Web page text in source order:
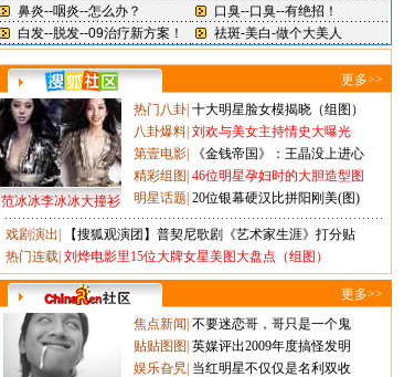
更多>>
范冰冰李冰冰大撞衫
热门八卦 十大明星脸女模揭晓（组图）
八卦爆料 刘欢与美女主持情史大曝光
第壹电影
《金钱帝国》：王晶没上进心
精彩组图 46位明星孕妇时的大胆造型图
明星话题 20位银幕硬汉比拼阳刚美(图)
戏剧演出
【搜狐观演团】普契尼歌剧《艺术家生涯》打分贴
热门连载 刘烨电影里15位大牌女星美图大盘点（组图）
更多>>
焦点新闻 不要迷恋哥，哥只是一个鬼
贴贴图图 英媒评出2009年度搞怪发明
娱乐旮旯 当红明星不仅仅是名利双收